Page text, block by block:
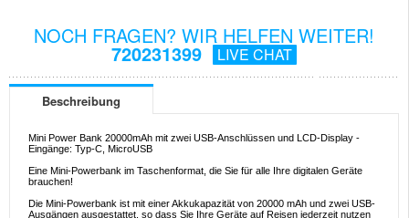
NOCH FRAGEN? WIR HELFEN WEITER!
720231399 LIVE CHAT
Beschreibung
Mini Power Bank 20000mAh mit zwei USB-Anschlüssen und LCD-Display -
Eingänge: Typ-C, MicroUSB
Eine Mini-Powerbank im Taschenformat, die Sie für alle Ihre digitalen Geräte
brauchen!
Die Mini-Powerbank ist mit einer Akkukapazität von 20000 mAh und zwei USB-
Ausgängen ausgestattet, so dass Sie Ihre Geräte auf Reisen jederzeit nutzen